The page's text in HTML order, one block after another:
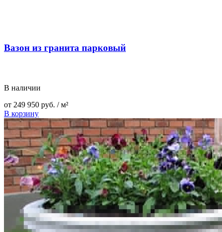
Вазон из гранита парковый
В наличии
от 249 950 руб. / м²
В корзину